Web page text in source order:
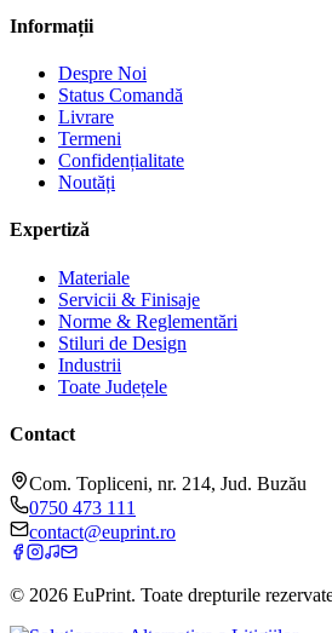
Informații
Despre Noi
Status Comandă
Livrare
Termeni
Confidențialitate
Noutăți
Expertiză
Materiale
Servicii & Finisaje
Norme & Reglementări
Stiluri de Design
Industrii
Toate Județele
Contact
Com. Topliceni, nr. 214, Jud. Buzău
0750 473 111
contact@euprint.ro
© 2026 EuPrint. Toate drepturile